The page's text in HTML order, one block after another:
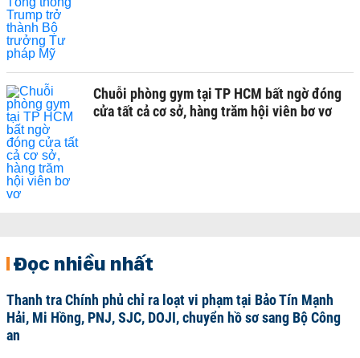
Chuỗi phòng gym tại TP HCM bất ngờ đóng
cửa tất cả cơ sở, hàng trăm hội viên bơ vơ
Đọc nhiều nhất
Thanh tra Chính phủ chỉ ra loạt vi phạm tại Bảo Tín Mạnh
Hải, Mi Hồng, PNJ, SJC, DOJI, chuyển hồ sơ sang Bộ Công
an